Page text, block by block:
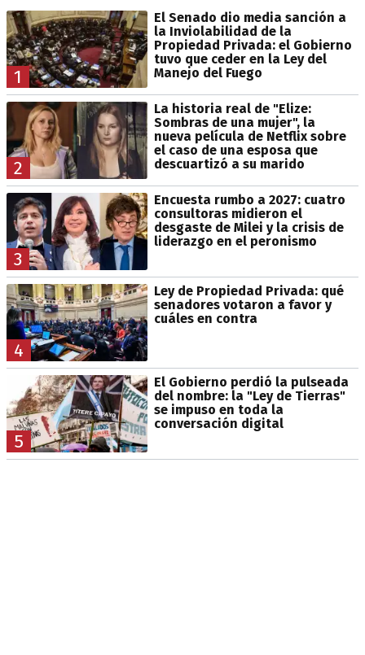
1
El Senado dio media sanción a
la Inviolabilidad de la
Propiedad Privada: el Gobierno
tuvo que ceder en la Ley del
Manejo del Fuego
2
La historia real de "Elize:
Sombras de una mujer", la
nueva película de Netflix sobre
el caso de una esposa que
descuartizó a su marido
3
Encuesta rumbo a 2027: cuatro
consultoras midieron el
desgaste de Milei y la crisis de
liderazgo en el peronismo
4
Ley de Propiedad Privada: qué
senadores votaron a favor y
cuáles en contra
5
El Gobierno perdió la pulseada
del nombre: la "Ley de Tierras"
se impuso en toda la
conversación digital